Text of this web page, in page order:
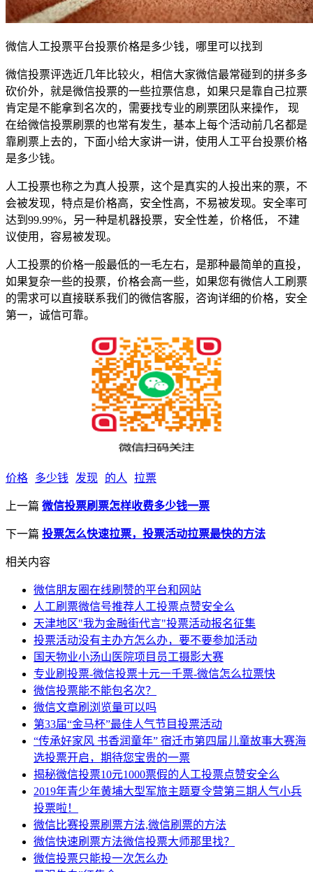
微信人工投票平台投票价格是多少钱，哪里可以找到
微信投票评选近几年比较火，相信大家微信最常碰到的拼多多
砍价外，就是微信投票的一些拉票信息，如果只是靠自己拉票
肯定是不能拿到名次的，需要找专业的刷票团队来操作， 现
在给微信投票刷票的也常有发生，基本上每个活动前几名都是
靠刷票上去的，下面小给大家讲一讲，使用人工平台投票价格
是多少钱。
人工投票也称之为真人投票，这个是真实的人投出来的票，不
会被发现，特点是价格高，安全性高，不易被发现。安全率可
达到99.99%，另一种是机器投票，安全性差，价格低， 不建
议使用，容易被发现。
人工投票的价格一般最低的一毛左右，是那种最简单的直投，
如果复杂一些的投票，价格会高一些，如果您有微信人工刷票
的需求可以直接联系我们的微信客服，咨询详细的价格，安全
第一，诚信可靠。
价格 多少钱 发现 的人 拉票
上一篇 微信投票刷票怎样收费多少钱一票
下一篇 投票怎么快速拉票，投票活动拉票最快的方法
相关内容
微信朋友圈在线刷赞的平台和网站
人工刷票微信号推荐人工投票点赞安全么
天津地区"我为金融街代言"投票活动报名征集
投票活动没有主办方怎么办，要不要参加活动
国天物业小汤山医院项目员工摄影大赛
专业刷投票-微信投票十元一千票-微信怎么拉票快
微信投票能不能包名次？
微信文章刷浏览量可以吗
第33届“金马杯”最佳人气节目投票活动
“传承好家风 书香润童年” 宿迁市第四届儿童故事大赛海
选投票开启，期待您宝贵的一票
揭秘微信投票10元1000票假的人工投票点赞安全么
2019年青少年黄埔大型军旅主题夏令营第三期人气小兵
投票啦！
微信比赛投票刷票方法,微信刷票的方法
微信快速刷票方法微信投票大师那里找？
微信投票只能投一次怎么办